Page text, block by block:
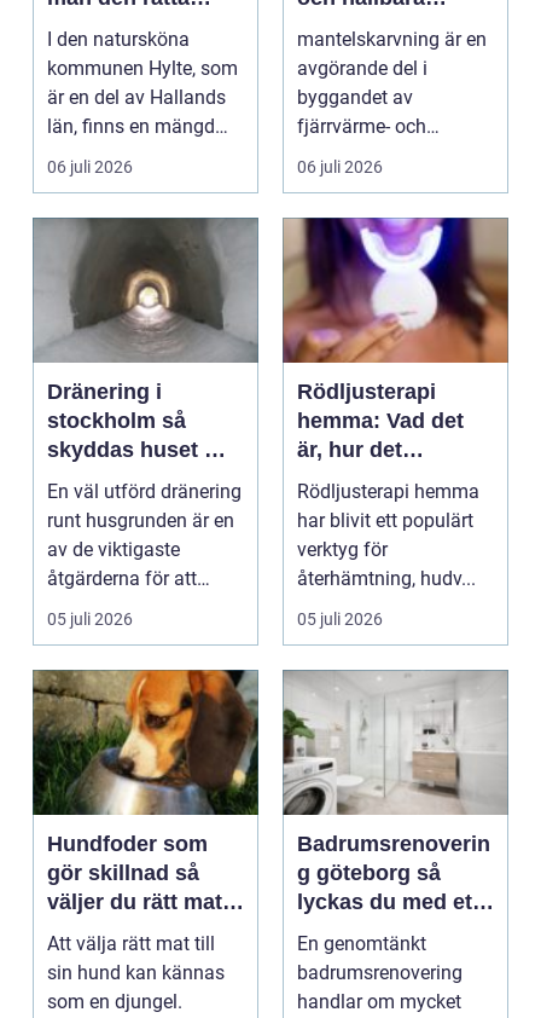
bostaden?
I den natursköna
kommunen Hylte, som
är en del av Hallands
län, finns en mängd
m...
06 juli 2026
kulvertrör
mantelskarvning är en
avgörande del i
byggandet av
fjärrvärme- och
fjärrkylesystem. När
rör dras lån...
06 juli 2026
Dränering i
stockholm så
skyddas huset mot
fukt och framtida
skador
En väl utförd dränering
runt husgrunden är en
av de viktigaste
åtgärderna för att
skydda en fastighe...
05 juli 2026
Rödljusterapi
hemma: Vad det
är, hur det
fungerar och vem
som kan ha nytta
av det
Rödljusterapi hemma
har blivit ett populärt
verktyg för
återhämtning, hudv...
05 juli 2026
Hundfoder som
gör skillnad så
väljer du rätt mat
till din hund
Att välja rätt mat till
sin hund kan kännas
som en djungel.
Badrumsrenoverin
g göteborg så
lyckas du med ett
hållbart och
stilrent badrum
En genomtänkt
badrumsrenovering
handlar om mycket